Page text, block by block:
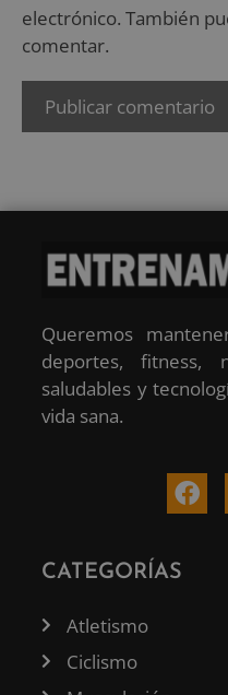
electrónico. También
comentar.
Queremos
deportes, fitness,
saludables y
vida sana.
CATEGORÍAS
Atletismo
Ciclismo